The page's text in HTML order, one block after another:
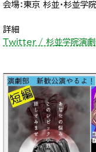
会場：東京 杉並・杉並
詳細
Twitter / 杉並学院演劇